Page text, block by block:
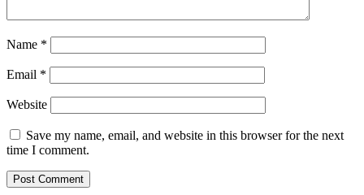
Name *
Email *
Website
Save my name, email, and website in this browser for the next
time I comment.